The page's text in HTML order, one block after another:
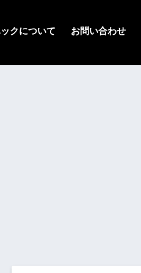
クについて お問い合わせ